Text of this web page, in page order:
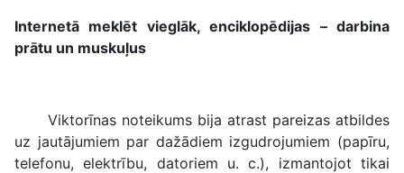
Internetā meklēt vieglāk, enciklopēdijas – darbina
prātu un muskuļus
Viktorīnas noteikums bija atrast pareizas atbildes
uz jautājumiem par dažādiem izgudrojumiem (papīru,
telefonu, elektrību, datoriem u. c.), izmantojot tikai